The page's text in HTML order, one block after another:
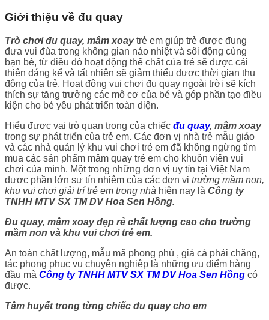
Giới thiệu về đu quay
Trò chơi đu quay, mâm xoaytrẻ em giúp trẻ được đung
đưa vui đùa trong không gian náo nhiệt và sôi động cùng
bạn bè, từ điều đó hoạt động thể chất của trẻ sẽ được cải
thiện đáng kể và tất nhiên sẽ giảm thiểu được thời gian thụ
động của trẻ. Hoạt động vui chơi đu quay ngoài trời sẽ kích
thích sự tăng trưởng các mô cơ của bé và góp phần tạo điều
kiện cho bé yêu phát triển toàn diện.
Hiểu được vai trò quan trọng của chiếc đu quay, mâm xoay
trong sự phát triển của trẻ em. Các đơn vị nhà trẻ mẫu giáo
và các nhà quản lý khu vui chơi trẻ em đã không ngừng tìm
mua các sản phẩm mâm quay trẻ em cho khuôn viên vui
chơi của mình. Một trong những đơn vị uy tín tại Việt Nam
được phần lớn sự tín nhiệm của các đơn vị trường mầm non,
khu vui chơi giải trí trẻ em trong nhà hiện nay là Công ty
TNHH MTV SX TM DV Hoa Sen Hồng.
Đu quay, mâm xoay đẹp rẻ chất lượng cao cho trường
mầm non và khu vui chơi trẻ em.
An toàn chất lượng, mẫu mã phong phú , giá cả phải chăng,
tác phong phục vụ chuyên nghiệp là những ưu điểm hàng
đầu mà Công ty TNHH MTV SX TM DV Hoa Sen Hồng có
được.
Tâm huyết trong từng chiếc đu quay cho em